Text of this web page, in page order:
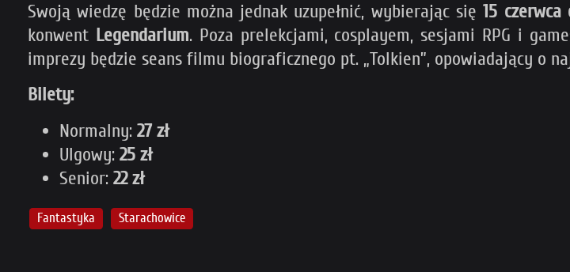
Swoją wiedzę będzie można jednak uzupełnić, wybierając się15
konwent Legendarium. Poza prelekcjami, cosplayem, sesjami RPG i
imprezy będzie seans filmu biograficznego pt. „Tolkien”, opowiadający o
Bilety:
Normalny: 27 zł
Ulgowy: 25 zł
Senior: 22 zł
Fantastyka Starachowice